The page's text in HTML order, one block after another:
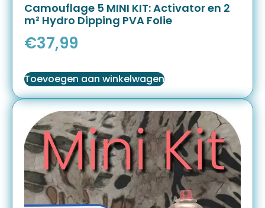
Camouflage 5 MINI KIT: Activator en 2
m² Hydro Dipping PVA Folie
€37,99
Toevoegen aan winkelwagen